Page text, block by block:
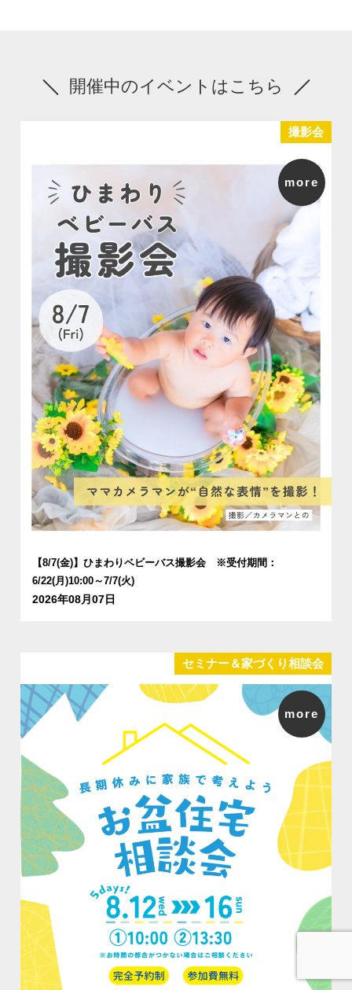
開催中のイベントはこちら
撮影会
【8/7(金)】ひまわりベビーバス撮影会 ※受付期間：
6/22(月)10:00～7/7(火)
2026年08月07日
more
セミナー＆家づくり相談会
more
お問合せ 資料請求